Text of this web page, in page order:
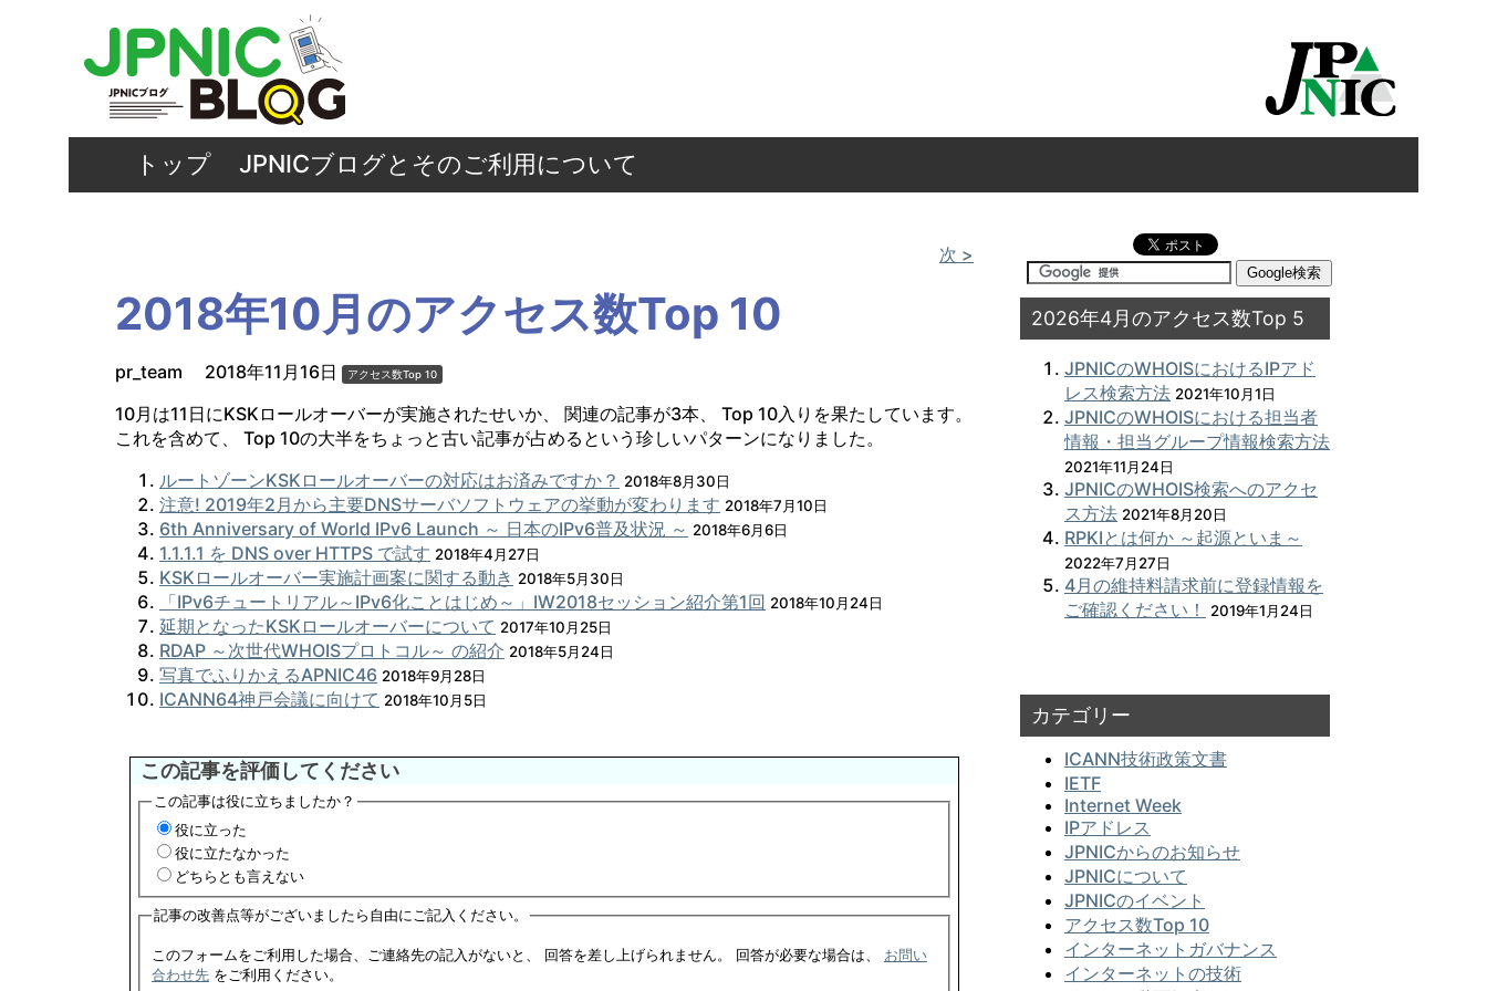
トップ JPNICブログとそのご利用について
次 >
2018年10月のアクセス数Top 10
pr_team 2018年11月16日 アクセス数Top 10
10月は11日にKSKロールオーバーが実施されたせいか、 関連の記事が3本、 Top 10入りを果たしています。
これを含めて、 Top 10の大半をちょっと古い記事が占めるという珍しいパターンになりました。
ルートゾーンKSKロールオーバーの対応はお済みですか？ 2018年8月30日
注意! 2019年2月から主要DNSサーバソフトウェアの挙動が変わります 2018年7月10日
6th Anniversary of World IPv6 Launch ～ 日本のIPv6普及状況 ～ 2018年6月6日
1.1.1.1 を DNS over HTTPS で試す 2018年4月27日
KSKロールオーバー実施計画案に関する動き 2018年5月30日
「IPv6チュートリアル～IPv6化ことはじめ～」IW2018セッション紹介第1回 2018年10月24日
延期となったKSKロールオーバーについて 2017年10月25日
RDAP ～次世代WHOISプロトコル～ の紹介 2018年5月24日
写真でふりかえるAPNIC46 2018年9月28日
ICANN64神戸会議に向けて 2018年10月5日
この記事を評価してください
この記事は役に立ちましたか？
役に立った
役に立たなかった
どちらとも言えない
記事の改善点等がございましたら自由にご記入ください。
このフォームをご利用した場合、ご連絡先の記入がないと、 回答を差し上げられません。 回答が必要な場合は、 お問い
合わせ先 をご利用ください。
2026年4月のアクセス数Top 5
JPNICのWHOISにおけるIPアド
レス検索方法 2021年10月1日
JPNICのWHOISにおける担当者
情報・担当グループ情報検索方法
2021年11月24日
JPNICのWHOIS検索へのアクセ
ス方法 2021年8月20日
RPKIとは何か ～起源といま～
2022年7月27日
4月の維持料請求前に登録情報を
ご確認ください！
2019年1月24日
カテゴリー
ICANN技術政策文書
IETF
Internet Week
IPアドレス
JPNICからのお知らせ
JPNICについて
JPNICのイベント
アクセス数Top 10
インターネットガバナンス
インターネットの技術